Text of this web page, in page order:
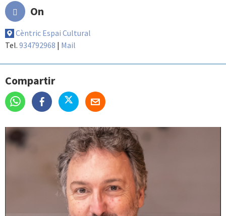
On
Cèntric Espai Cultural
Tel. 934792968 | Mail
Compartir